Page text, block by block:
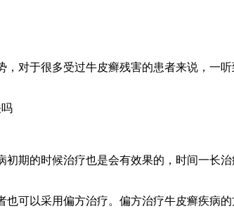
于很多受过牛皮癣残害的患者来说，一听
期的时候治疗也是会有效果的，时间一长
可以采用偏方治疗。偏方治疗牛皮癣疾病的